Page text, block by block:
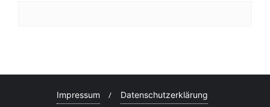
Impressum Datenschutzerklärung